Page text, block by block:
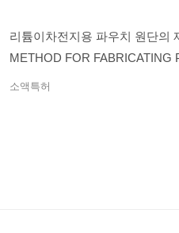
리튬이차전지용 파우치 원단의
METHOD FOR FABRICATING
FIBER FOR LITHIUM
소액특허